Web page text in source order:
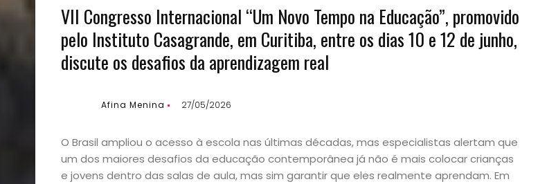
VII Congresso Internacional “Um Novo Tempo na Educação”, promovido
pelo Instituto Casagrande, em Curitiba, entre os dias 10 e 12 de junho,
discute os desafios da aprendizagem real
Afina Menina 27/05/2026
O Brasil ampliou o acesso à escola nas últimas décadas, mas especialistas alertam que
um dos maiores desafios da educação contemporânea já não é mais colocar crianças
e jovens dentro das salas de aula, mas sim garantir que eles realmente aprendam. Em